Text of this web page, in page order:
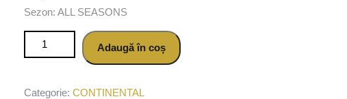
Sezon: ALL SEASONS
Cantitate Anvelopa all season CONTINENTAL ALLSEASONCONTACT
Adaugă în coș
Categorie:CONTINENTAL